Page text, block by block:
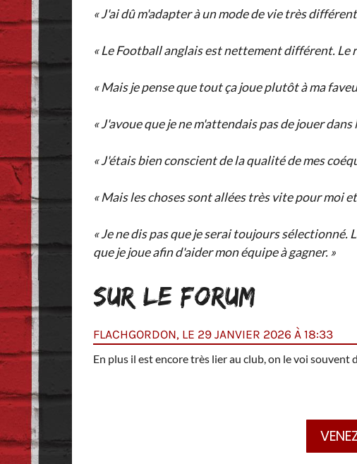
« J'ai dû m'adapter à un mode de vie très
« Le Football anglais est nettement différent. Le
« Mais je pense que tout ça joue plutôt à ma
« J'avoue que je ne m'attendais pas de jouer
« J'étais bien conscient de la qualité de mes
« Mais les choses sont allées très vite pour moi
« Je ne dis pas que je serai toujours
que je joue afin d'aider mon équipe à gagner. »
SUR LE FORUM
FLACHGORDON, LE 29 JANVIER 2026 À 18:33
En plus il est encore très lier au club, on le voi souvent